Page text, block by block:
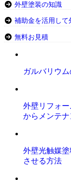
外壁塗装の知識
補助金を活用して
無料お見積
ガルバリウ
外壁リフォ
からメンテ
外壁光触媒
させる方法